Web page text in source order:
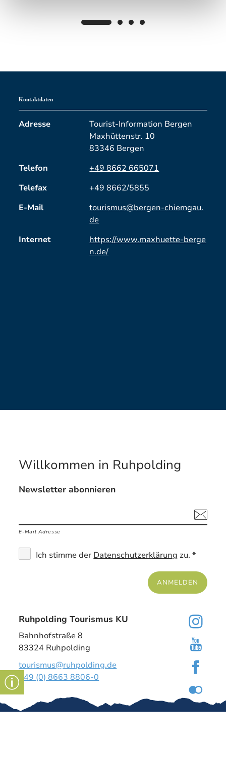
Kontaktdaten
Adresse
Tourist-Information Bergen
Maxhüttenstr. 10
83346 Bergen
Telefon
+49 8662 665071
Telefax
+49 8662/5855
E-Mail
tourismus@bergen-chiemgau.
de
Internet
https://www.maxhuette-berge
n.de/
Willkommen in Ruhpolding
Newsletter abonnieren
E-Mail Adresse
Ich stimme der Datenschutzerklärung zu. *
ANMELDEN
Ruhpolding Tourismus KU
Bahnhofstraße 8
83324 Ruhpolding
tourismus@ruhpolding.de
+49 (0) 8663 8806-0